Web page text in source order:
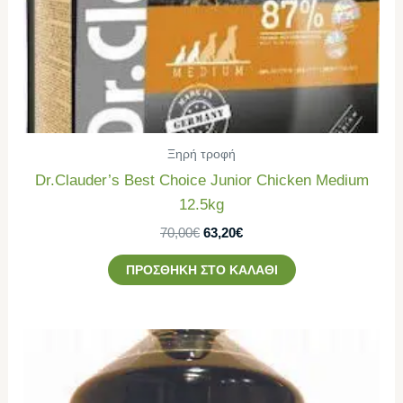
Ξηρή τροφή
Dr.Clauder’s Best Choice Junior Chicken Medium
12.5kg
70,00€ 63,20€
ΠΡΟΣΘΉΚΗ ΣΤΟ ΚΑΛΆΘΙ